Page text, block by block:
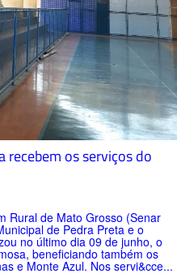
recebem os serviços do
Rural de Mato Grosso (Senar
de Pedra Preta e o
no último dia 09 de junho, o
beneficiando também os
e Monte Azul. Nos servi&cce...